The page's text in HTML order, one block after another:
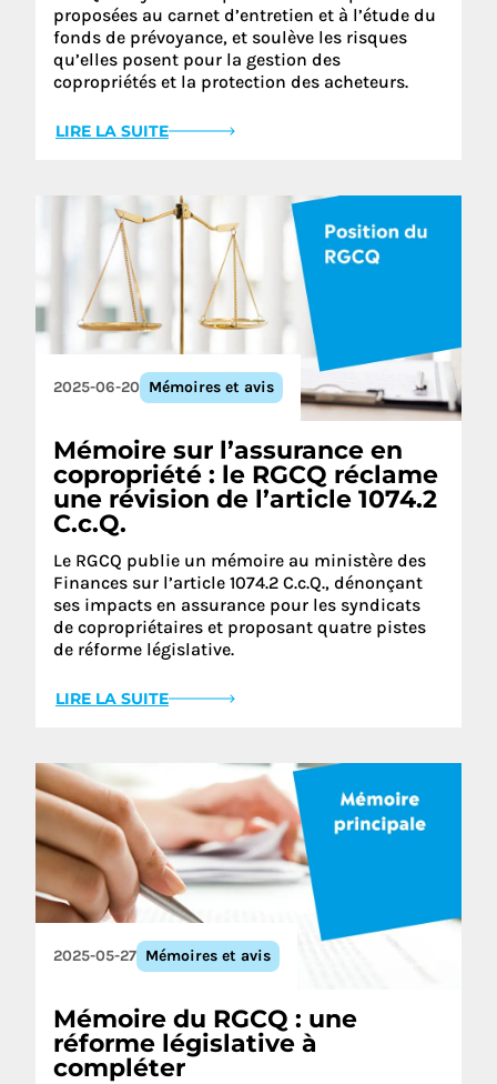
proposées au carnet d’entretien et à l’étude du
fonds de prévoyance, et soulève les risques
qu’elles posent pour la gestion des
copropriétés et la protection des acheteurs.
LIRE LA SUITE
2025-06-20 Mémoires et avis
Mémoire sur l’assurance en
copropriété : le RGCQ réclame
une révision de l’article 1074.2
C.c.Q.
Le RGCQ publie un mémoire au ministère des
Finances sur l’article 1074.2 C.c.Q., dénonçant
ses impacts en assurance pour les syndicats
de copropriétaires et proposant quatre pistes
de réforme législative.
LIRE LA SUITE
2025-05-27 Mémoires et avis
Mémoire du RGCQ : une
réforme législative à
compléter